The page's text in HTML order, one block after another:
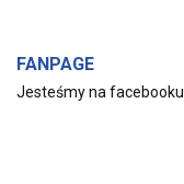
FANPAGE
Jesteśmy na facebooku